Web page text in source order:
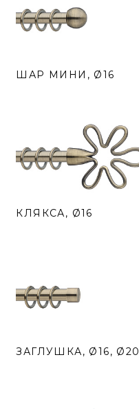
ШАР МИНИ, Ø16
КЛЯКСА, Ø16
ЗАГЛУШКА, Ø16, Ø20